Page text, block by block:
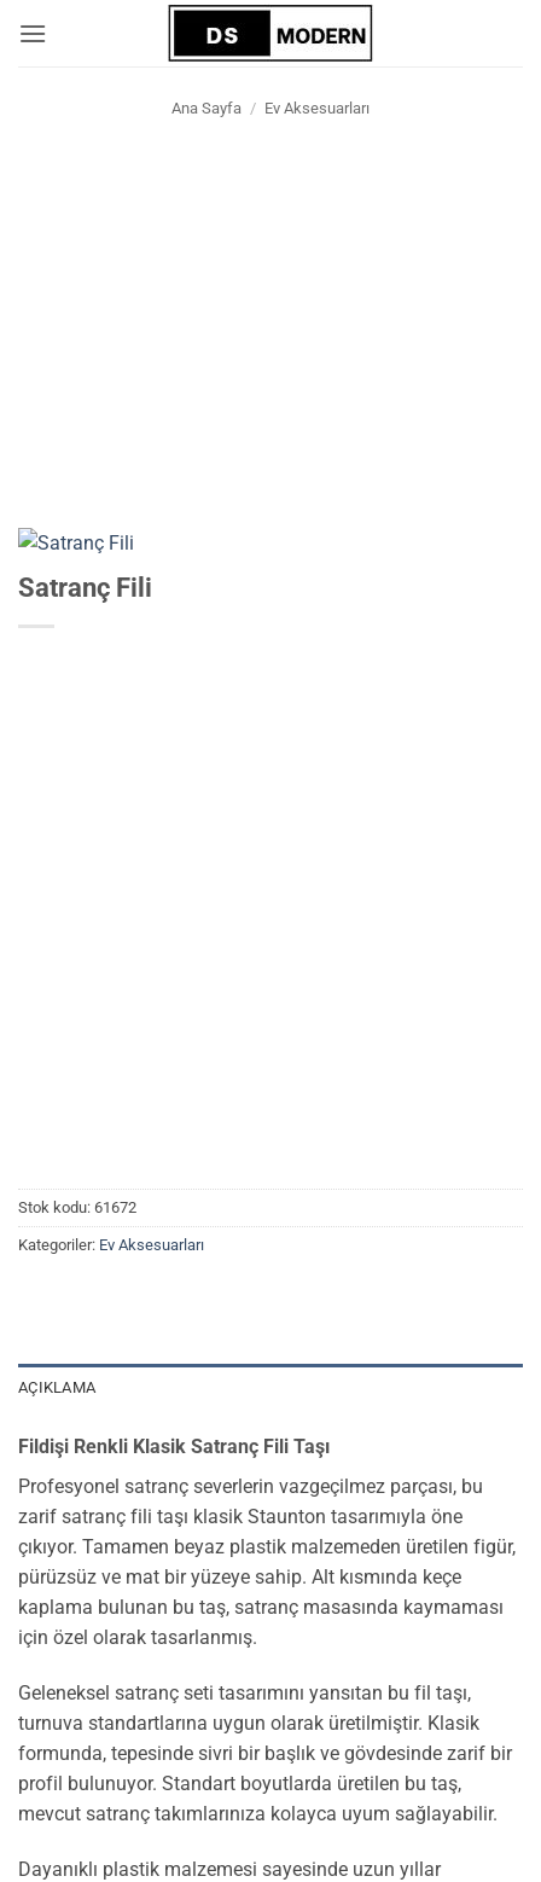
atla
Ana Sayfa / Ev Aksesuarları
Satranç Fili
Stok kodu: 61672
Kategoriler: Ev Aksesuarları
AÇIKLAMA
Fildişi Renkli Klasik Satranç Fili Taşı
Profesyonel satranç severlerin vazgeçilmez parçası, bu
zarif satranç fili taşı klasik Staunton tasarımıyla öne
çıkıyor. Tamamen beyaz plastik malzemeden üretilen figür,
pürüzsüz ve mat bir yüzeye sahip. Alt kısmında keçe
kaplama bulunan bu taş, satranç masasında kaymaması
için özel olarak tasarlanmış.
Geleneksel satranç seti tasarımını yansıtan bu fil taşı,
turnuva standartlarına uygun olarak üretilmiştir. Klasik
formunda, tepesinde sivri bir başlık ve gövdesinde zarif bir
profil bulunuyor. Standart boyutlarda üretilen bu taş,
mevcut satranç takımlarınıza kolayca uyum sağlayabilir.
Dayanıklı plastik malzemesi sayesinde uzun yıllar